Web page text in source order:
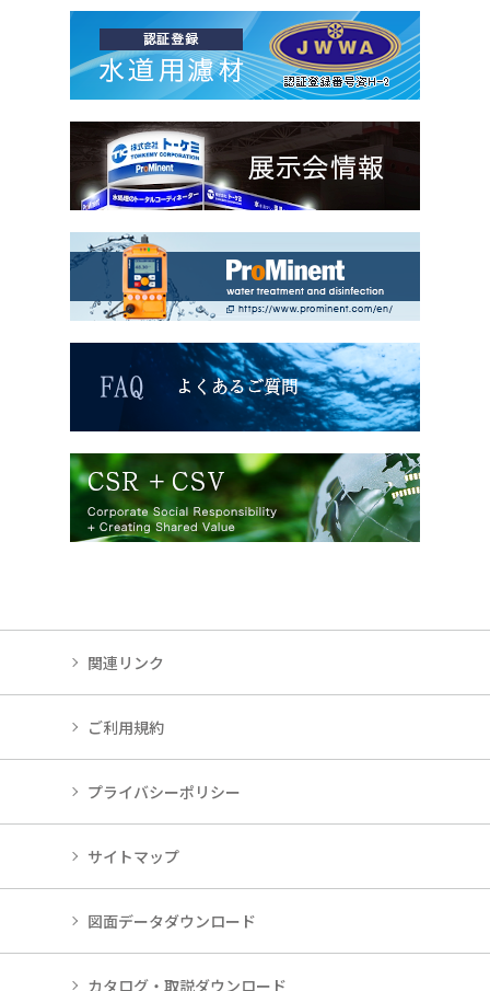
関連リンク
ご利用規約
プライバシーポリシー
サイトマップ
図面データダウンロード
カタログ・取説ダウンロード